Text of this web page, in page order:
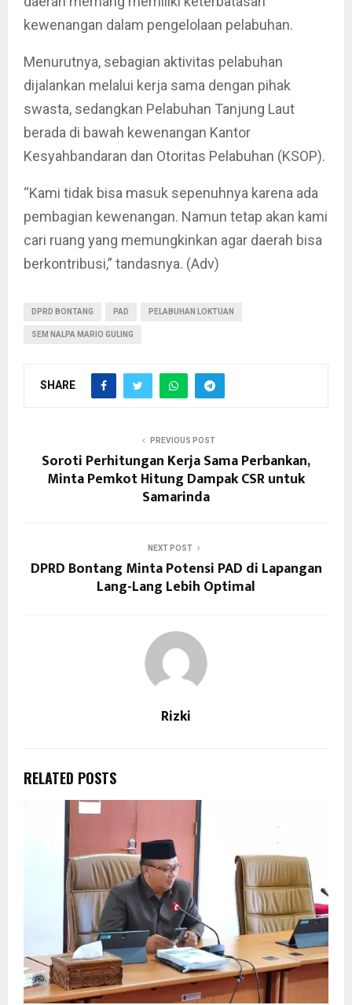
kewenangan dalam pengelolaan pelabuhan.
Menurutnya, sebagian aktivitas pelabuhan
dijalankan melalui kerja sama dengan pihak
swasta, sedangkan Pelabuhan Tanjung Laut
berada di bawah kewenangan Kantor
Kesyahbandaran dan Otoritas Pelabuhan (KSOP).
“Kami tidak bisa masuk sepenuhnya karena ada
pembagian kewenangan. Namun tetap akan kami
cari ruang yang memungkinkan agar daerah bisa
berkontribusi,” tandasnya. (Adv)
DPRD BONTANG PAD PELABUHAN LOKTUAN
SEM NALPA MARIO GULING
SHARE
PREVIOUS POST
Soroti Perhitungan Kerja Sama Perbankan,
Minta Pemkot Hitung Dampak CSR untuk
Samarinda
NEXT POST
DPRD Bontang Minta Potensi PAD di Lapangan
Lang-Lang Lebih Optimal
Rizki
RELATED POSTS